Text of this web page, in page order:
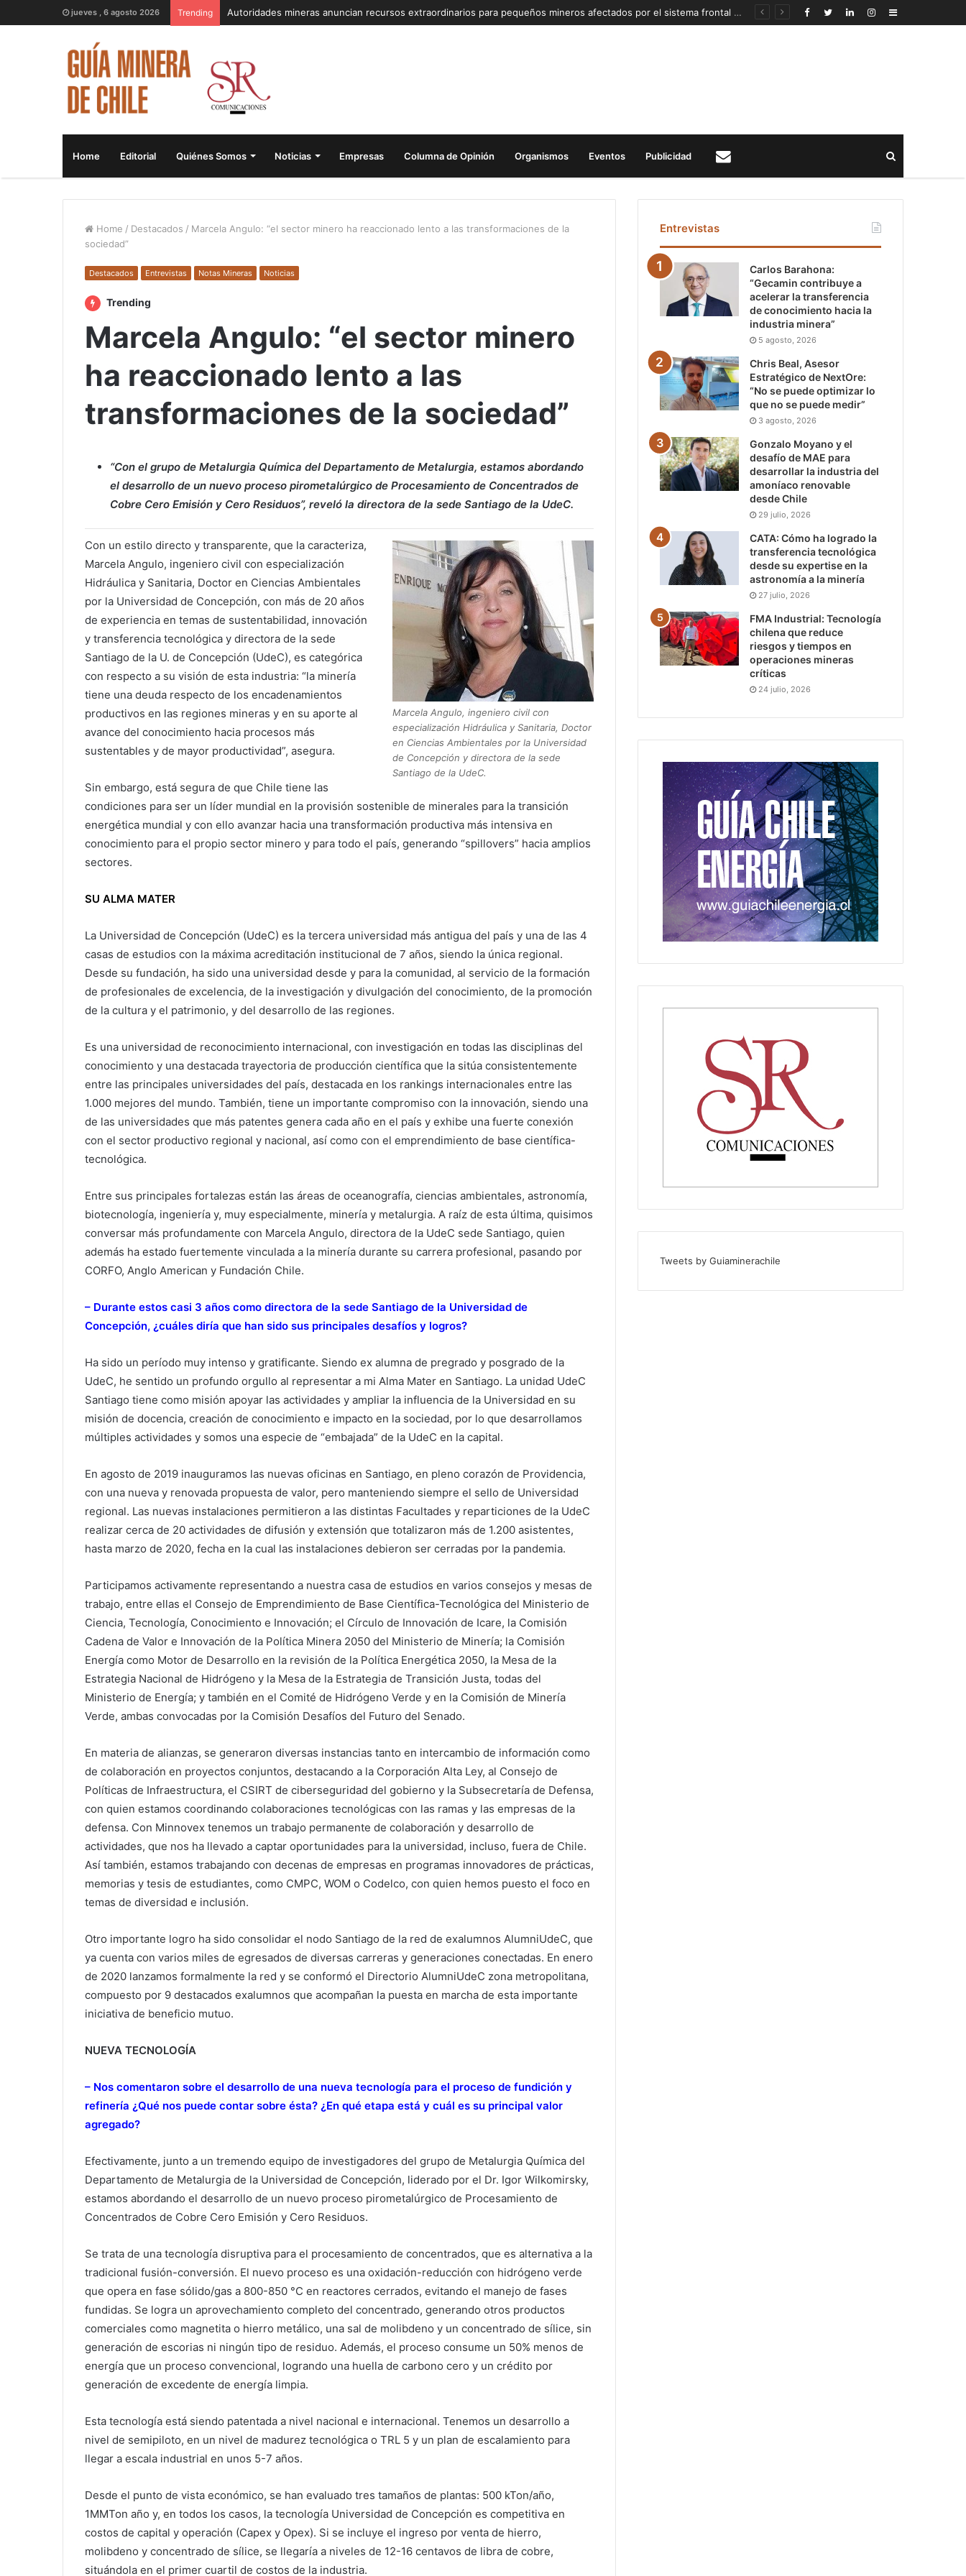
jueves , 6 agosto 2026 Trending Autoridades mineras anuncian recursos extraordinarios para pequeños mineros afectados por el sistema frontal en Coquimbo y Atacama Sidebar
Home Editorial Quiénes Somos Noticias Empresas Columna de Opinión Organismos Eventos Publicidad
Home / Destacados / Marcela Angulo: “el sector minero ha reaccionado lento a las transformaciones de la
sociedad”
Destacados Entrevistas Notas Mineras Noticias
Trending
Marcela Angulo: “el sector minero
ha reaccionado lento a las
transformaciones de la sociedad”
“Con el grupo de Metalurgia Química del Departamento de Metalurgia, estamos abordando
el desarrollo de un nuevo proceso pirometalúrgico de Procesamiento de Concentrados de
Cobre Cero Emisión y Cero Residuos”, reveló la directora de la sede Santiago de la UdeC.
Marcela Angulo, ingeniero civil con
especialización Hidráulica y Sanitaria, Doctor
en Ciencias Ambientales por la Universidad
de Concepción y directora de la sede
Santiago de la UdeC.
Con un estilo directo y transparente, que la caracteriza,
Marcela Angulo, ingeniero civil con especialización
Hidráulica y Sanitaria, Doctor en Ciencias Ambientales
por la Universidad de Concepción, con más de 20 años
de experiencia en temas de sustentabilidad, innovación
y transferencia tecnológica y directora de la sede
Santiago de la U. de Concepción (UdeC), es categórica
con respecto a su visión de esta industria: “la minería
tiene una deuda respecto de los encadenamientos
productivos en las regiones mineras y en su aporte al
avance del conocimiento hacia procesos más
sustentables y de mayor productividad”, asegura.
Sin embargo, está segura de que Chile tiene las
condiciones para ser un líder mundial en la provisión sostenible de minerales para la transición
energética mundial y con ello avanzar hacia una transformación productiva más intensiva en
conocimiento para el propio sector minero y para todo el país, generando “spillovers” hacia amplios
sectores.
SU ALMA MATER
La Universidad de Concepción (UdeC) es la tercera universidad más antigua del país y una de las 4
casas de estudios con la máxima acreditación institucional de 7 años, siendo la única regional.
Desde su fundación, ha sido una universidad desde y para la comunidad, al servicio de la formación
de profesionales de excelencia, de la investigación y divulgación del conocimiento, de la promoción
de la cultura y el patrimonio, y del desarrollo de las regiones.
Es una universidad de reconocimiento internacional, con investigación en todas las disciplinas del
conocimiento y una destacada trayectoria de producción científica que la sitúa consistentemente
entre las principales universidades del país, destacada en los rankings internacionales entre las
1.000 mejores del mundo. También, tiene un importante compromiso con la innovación, siendo una
de las universidades que más patentes genera cada año en el país y exhibe una fuerte conexión
con el sector productivo regional y nacional, así como con el emprendimiento de base científica-
tecnológica.
Entre sus principales fortalezas están las áreas de oceanografía, ciencias ambientales, astronomía,
biotecnología, ingeniería y, muy especialmente, minería y metalurgia. A raíz de esta última, quisimos
conversar más profundamente con Marcela Angulo, directora de la UdeC sede Santiago, quien
además ha estado fuertemente vinculada a la minería durante su carrera profesional, pasando por
CORFO, Anglo American y Fundación Chile.
– Durante estos casi 3 años como directora de la sede Santiago de la Universidad de
Concepción, ¿cuáles diría que han sido sus principales desafíos y logros?
Ha sido un período muy intenso y gratificante. Siendo ex alumna de pregrado y posgrado de la
UdeC, he sentido un profundo orgullo al representar a mi Alma Mater en Santiago. La unidad UdeC
Santiago tiene como misión apoyar las actividades y ampliar la influencia de la Universidad en su
misión de docencia, creación de conocimiento e impacto en la sociedad, por lo que desarrollamos
múltiples actividades y somos una especie de “embajada” de la UdeC en la capital.
En agosto de 2019 inauguramos las nuevas oficinas en Santiago, en pleno corazón de Providencia,
con una nueva y renovada propuesta de valor, pero manteniendo siempre el sello de Universidad
regional. Las nuevas instalaciones permitieron a las distintas Facultades y reparticiones de la UdeC
realizar cerca de 20 actividades de difusión y extensión que totalizaron más de 1.200 asistentes,
hasta marzo de 2020, fecha en la cual las instalaciones debieron ser cerradas por la pandemia.
Participamos activamente representando a nuestra casa de estudios en varios consejos y mesas de
trabajo, entre ellas el Consejo de Emprendimiento de Base Científica-Tecnológica del Ministerio de
Ciencia, Tecnología, Conocimiento e Innovación; el Círculo de Innovación de Icare, la Comisión
Cadena de Valor e Innovación de la Política Minera 2050 del Ministerio de Minería; la Comisión
Energía como Motor de Desarrollo en la revisión de la Política Energética 2050, la Mesa de la
Estrategia Nacional de Hidrógeno y la Mesa de la Estrategia de Transición Justa, todas del
Ministerio de Energía; y también en el Comité de Hidrógeno Verde y en la Comisión de Minería
Verde, ambas convocadas por la Comisión Desafíos del Futuro del Senado.
En materia de alianzas, se generaron diversas instancias tanto en intercambio de información como
de colaboración en proyectos conjuntos, destacando a la Corporación Alta Ley, al Consejo de
Políticas de Infraestructura, el CSIRT de ciberseguridad del gobierno y la Subsecretaría de Defensa,
con quien estamos coordinando colaboraciones tecnológicas con las ramas y las empresas de la
defensa. Con Minnovex tenemos un trabajo permanente de colaboración y desarrollo de
actividades, que nos ha llevado a captar oportunidades para la universidad, incluso, fuera de Chile.
Así también, estamos trabajando con decenas de empresas en programas innovadores de prácticas,
memorias y tesis de estudiantes, como CMPC, WOM o Codelco, con quien hemos puesto el foco en
temas de diversidad e inclusión.
Otro importante logro ha sido consolidar el nodo Santiago de la red de exalumnos AlumniUdeC, que
ya cuenta con varios miles de egresados de diversas carreras y generaciones conectadas. En enero
de 2020 lanzamos formalmente la red y se conformó el Directorio AlumniUdeC zona metropolitana,
compuesto por 9 destacados exalumnos que acompañan la puesta en marcha de esta importante
iniciativa de beneficio mutuo.
NUEVA TECNOLOGÍA
– Nos comentaron sobre el desarrollo de una nueva tecnología para el proceso de fundición y
refinería ¿Qué nos puede contar sobre ésta? ¿En qué etapa está y cuál es su principal valor
agregado?
Efectivamente, junto a un tremendo equipo de investigadores del grupo de Metalurgia Química del
Departamento de Metalurgia de la Universidad de Concepción, liderado por el Dr. Igor Wilkomirsky,
estamos abordando el desarrollo de un nuevo proceso pirometalúrgico de Procesamiento de
Concentrados de Cobre Cero Emisión y Cero Residuos.
Se trata de una tecnología disruptiva para el procesamiento de concentrados, que es alternativa a la
tradicional fusión-conversión. El nuevo proceso es una oxidación-reducción con hidrógeno verde
que opera en fase sólido/gas a 800-850 °C en reactores cerrados, evitando el manejo de fases
fundidas. Se logra un aprovechamiento completo del concentrado, generando otros productos
comerciales como magnetita o hierro metálico, una sal de molibdeno y un concentrado de sílice, sin
generación de escorias ni ningún tipo de residuo. Además, el proceso consume un 50% menos de
energía que un proceso convencional, logrando una huella de carbono cero y un crédito por
generación de excedente de energía limpia.
Esta tecnología está siendo patentada a nivel nacional e internacional. Tenemos un desarrollo a
nivel de semipiloto, en un nivel de madurez tecnológica o TRL 5 y un plan de escalamiento para
llegar a escala industrial en unos 5-7 años.
Desde el punto de vista económico, se han evaluado tres tamaños de plantas: 500 kTon/año,
1MMTon año y, en todos los casos, la tecnología Universidad de Concepción es competitiva en
costos de capital y operación (Capex y Opex). Si se incluye el ingreso por venta de hierro,
molibdeno y concentrado de sílice, se llegaría a niveles de 12-16 centavos de libra de cobre,
situándola en el primer cuartil de costos de la industria.
Entrevistas
Carlos Barahona:
“Gecamin contribuye a
acelerar la transferencia
de conocimiento hacia la
industria minera”
5 agosto, 2026
Chris Beal, Asesor
Estratégico de NextOre:
“No se puede optimizar lo
que no se puede medir”
3 agosto, 2026
Gonzalo Moyano y el
desafío de MAE para
desarrollar la industria del
amoníaco renovable
desde Chile
29 julio, 2026
CATA: Cómo ha logrado la
transferencia tecnológica
desde su expertise en la
astronomía a la minería
27 julio, 2026
FMA Industrial: Tecnología
chilena que reduce
riesgos y tiempos en
operaciones mineras
críticas
24 julio, 2026
Tweets by Guiaminerachile